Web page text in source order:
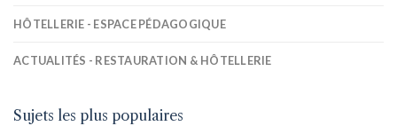
HÔTELLERIE - ESPACE PÉDAGOGIQUE
ACTUALITÉS - RESTAURATION & HÔTELLERIE
Sujets les plus populaires